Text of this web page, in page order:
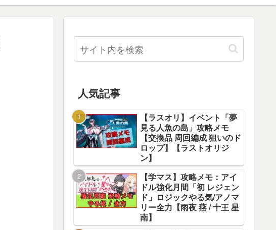
人気記事
【ラスオリ】イベント「夢
見る人魚の島」攻略メモ
【交換品 周回編成 狙いのド
ロップ】【ラストオリジ
ン】
【学マス】攻略メモ：アイ
ドル強化月間「初 レジェン
ド」ロジックやる気/アノマ
リー全力【雨夜 燕 / 十王 星
南】